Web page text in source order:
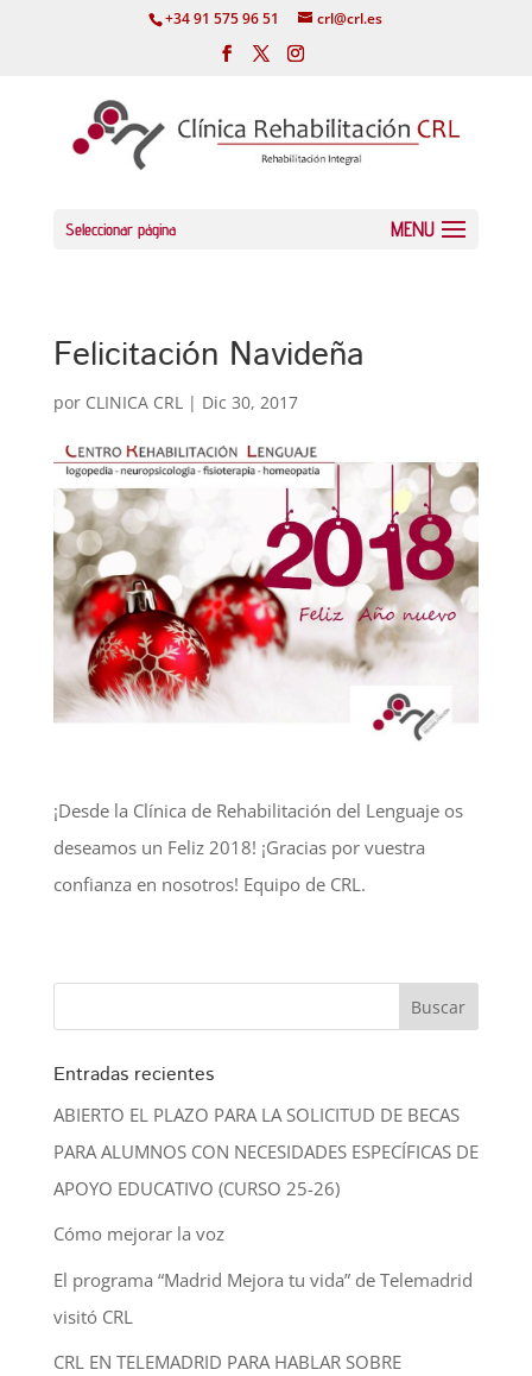
+34 91 575 96 51 crl@crl.es
Seleccionar página
Felicitación Navideña
por CLINICA CRL| Dic 30, 2017
¡Desde la Clínica de Rehabilitación del Lenguaje os
deseamos un Feliz 2018! ¡Gracias por vuestra
confianza en nosotros! Equipo de CRL.
Entradas recientes
ABIERTO EL PLAZO PARA LA SOLICITUD DE BECAS
PARA ALUMNOS CON NECESIDADES ESPECÍFICAS DE
APOYO EDUCATIVO (CURSO 25-26)
Cómo mejorar la voz
El programa “Madrid Mejora tu vida” de Telemadrid
visitó CRL
CRL EN TELEMADRID PARA HABLAR SOBRE